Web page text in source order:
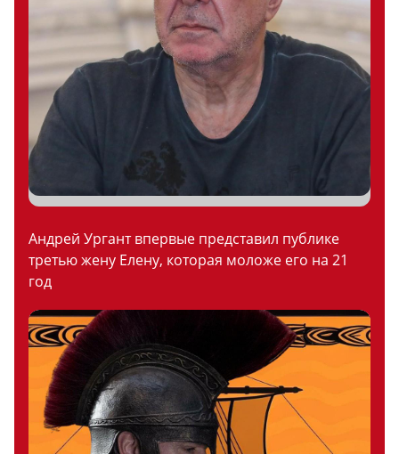
Андрей Ургант впервые представил публике
третью жену Елену, которая моложе его на 21
год